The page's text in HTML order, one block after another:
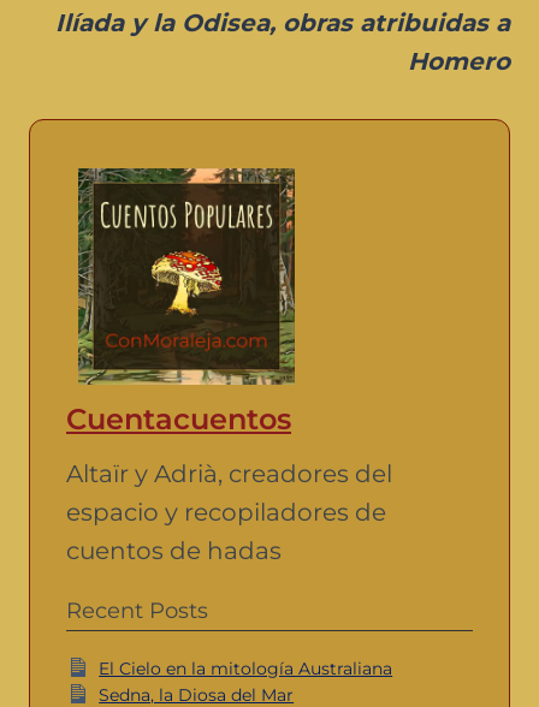
Ilíada y la Odisea, obras atribuidas a
Homero
Cuentacuentos
Altaïr y Adrià, creadores del
espacio y recopiladores de
cuentos de hadas
Recent Posts
El Cielo en la mitología Australiana
Sedna, la Diosa del Mar